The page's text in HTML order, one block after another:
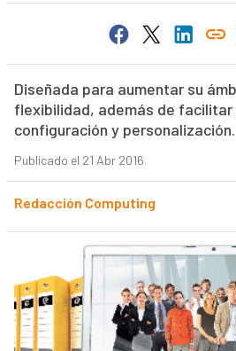
Diseñada para aumentar su
flexibilidad, además de facilitar
configuración y personalización.
Publicado el 21 Abr 2016
Redacción Computing